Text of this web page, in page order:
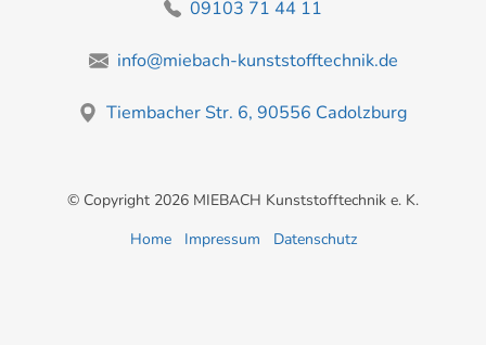
09103 71 44 11
info@miebach-kunststofftechnik.de
Tiembacher Str. 6, 90556 Cadolzburg
© Copyright 2026 MIEBACH Kunststofftechnik e. K.
Home
Impressum Datenschutz